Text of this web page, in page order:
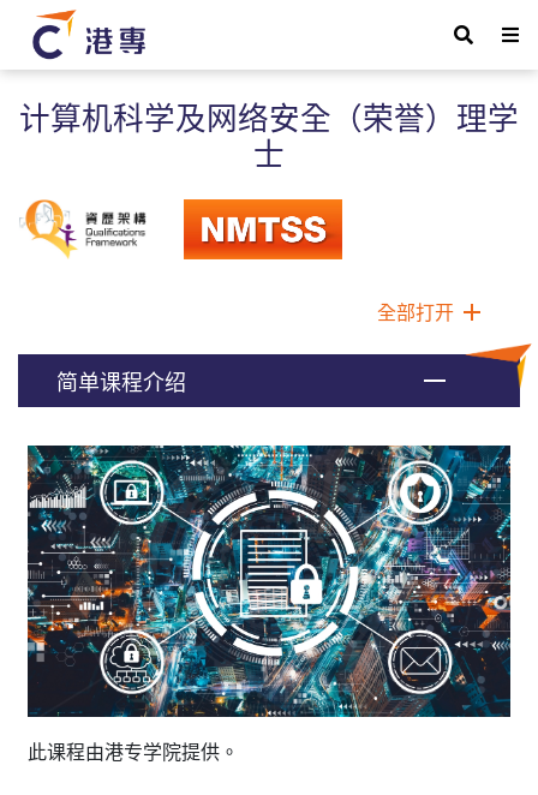
计算机科学及网络安全（荣誉）理学
士
全部打开
简单课程介绍
此课程由港专学院提供。